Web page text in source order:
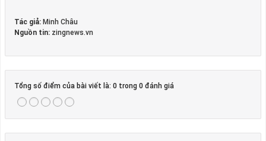
Tác giả: Minh Châu
Nguồn tin: zingnews.vn
Tổng số điểm của bài viết là: 0 trong 0 đánh giá